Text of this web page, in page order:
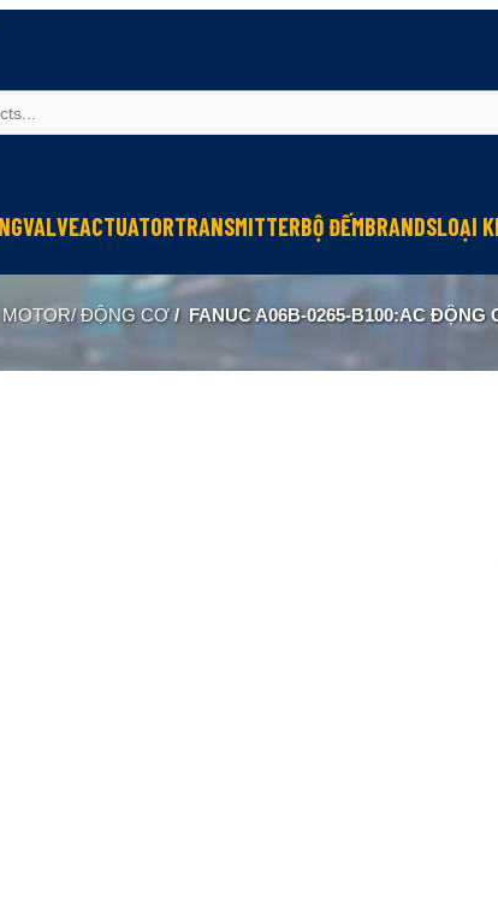
VALVEACTUATORTRANSMITTERBỘ ĐẾMBRANDS
Oriental
KGN
LOẠI
Đèn
MOTOR/ ĐỘNG CƠ / FANUC A06B-0265-B100:AC ĐỘNG CƠ